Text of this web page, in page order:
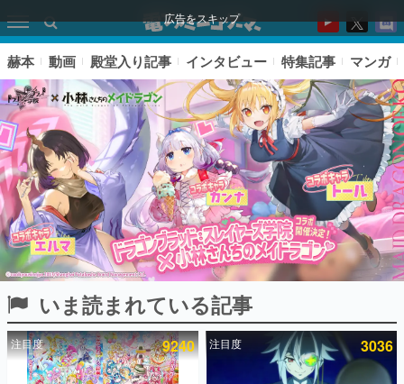
広告をスキップ
ピックアップ
電ファミのいま読まれている記事ランキング
赫本 動画 殿堂入り記事 インタビュー 特集記事 マンガ
いま読まれている記事
注目度 9240 注目度 3036